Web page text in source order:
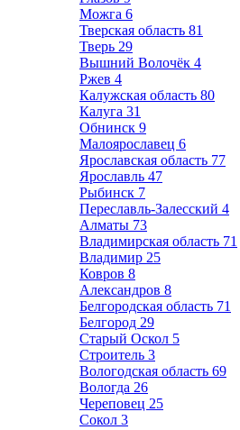
Можга 6
Тверская область 81
Тверь 29
Вышний Волочёк 4
Ржев 4
Калужская область 80
Калуга 31
Обнинск 9
Малоярославец 6
Ярославская область 77
Ярославль 47
Рыбинск 7
Переславль-Залесский 4
Алматы 73
Владимирская область 71
Владимир 25
Ковров 8
Александров 8
Белгородская область 71
Белгород 29
Старый Оскол 5
Строитель 3
Вологодская область 69
Вологда 26
Череповец 25
Сокол 3